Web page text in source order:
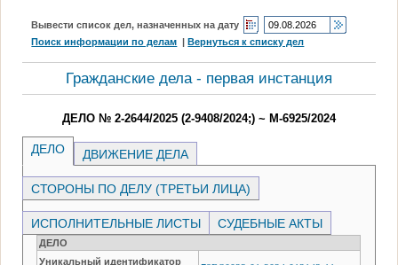
Вывести список дел, назначенных на дату
Поиск информации по делам |Вернуться к списку дел
Гражданские дела - первая инстанция
ДЕЛО № 2-2644/2025 (2-9408/2024;) ~ М-6925/2024
ДЕЛО ДВИЖЕНИЕ ДЕЛА
СТОРОНЫ ПО ДЕЛУ (ТРЕТЬИ ЛИЦА)
ИСПОЛНИТЕЛЬНЫЕ ЛИСТЫ СУДЕБНЫЕ АКТЫ
ДЕЛО
Уникальный идентификатор